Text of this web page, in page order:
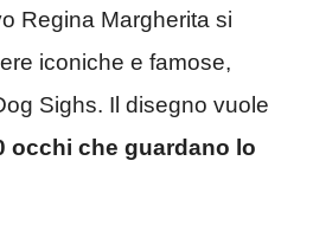
Regina Margherita si
iconiche e famose,
Sighs. Il disegno vuole
occhi che guardano lo